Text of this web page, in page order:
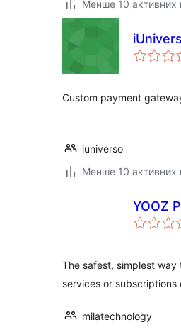
Менше 10 активних
Custom payment
iuniverso
Менше 10 активних
YOOZ
The safest, simplest
services or
milatechnology